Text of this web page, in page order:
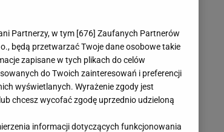
każdą
otrzymać subtelną
Partnerzy, w tym [676] Zaufanych Partnerów
będą przetwarzać Twoje dane osobowe takie
zapisane w tych plikach do celów
do Twoich zainteresowań i preferencji
wyświetlanych. Wyrażenie zgody jest
chcesz wycofać zgodę uprzednio udzieloną
informacji dotyczących funkcjonowania